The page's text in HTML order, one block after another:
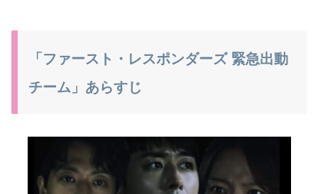
「ファースト・レスポンダーズ 緊急出動
チーム」あらすじ